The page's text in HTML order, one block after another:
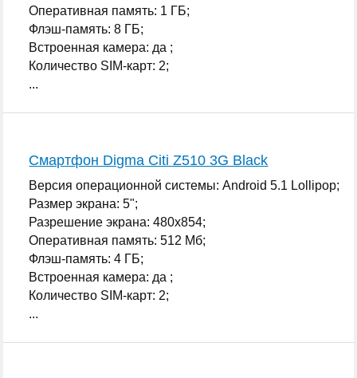
Оперативная память: 1 ГБ;
Флэш-память: 8 ГБ;
Встроенная камера: да ;
Количество SIM-карт: 2;
...
Смартфон Digma Citi Z510 3G Black
Версия операционной системы: Android 5.1 Lollipop;
Размер экрана: 5";
Разрешение экрана: 480x854;
Оперативная память: 512 Мб;
Флэш-память: 4 ГБ;
Встроенная камера: да ;
Количество SIM-карт: 2;
...